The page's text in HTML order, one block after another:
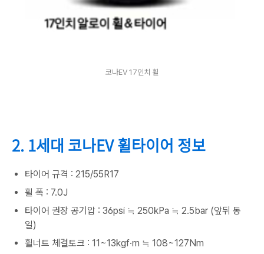
코나EV 17인치 휠
2. 1세대 코나EV 휠타이어 정보
타이어 규격 : 215/55R17
휠 폭 : 7.0J
타이어 권장 공기압 : 36psi ≒ 250kPa ≒ 2.5bar (앞뒤 동
일)
휠너트 체결토크 : 11~13kgf·m ≒ 108~127Nm